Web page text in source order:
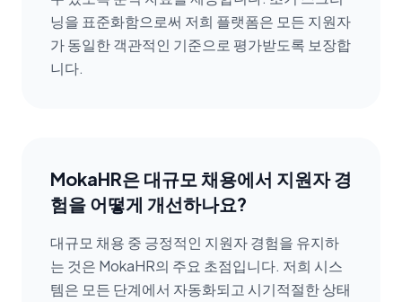
닝을 표준화함으로써 저희 플랫폼은 모든 지원자
가 동일한 객관적인 기준으로 평가받도록 보장합
니다.
MokaHR은 대규모 채용에서 지원자 경
험을 어떻게 개선하나요?
대규모 채용 중 긍정적인 지원자 경험을 유지하
는 것은 MokaHR의 주요 초점입니다. 저희 시스
템은 모든 단계에서 자동화되고 시기적절한 상태